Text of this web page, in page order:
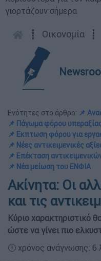
γιορτάζουν σήμερα
┋ Οικονομία ┋
Ενότητες στο άρθρο: 📌
📌 Πάγωμα φόρου
📌 Εκπτωση φόρου για
📌 Νέες αντικειμενικές
📌 Επέκταση
📌 Νέα μείωση του ΕΝΦΙΑ
Ακίνητα: Οι
και τις
Κύριο χαρακτηριστικό
ώστε να γίνει πιο
🕛 χρόνος ανάγνωσης: